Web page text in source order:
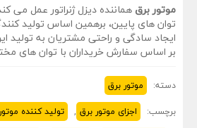
موتور برق هماننده دیزل ژنراتور عمل می
توان های پایین، برهمین اساس تولید
ایجاد سادگی و راحتی مشتریان به تولید
بر اساس سفارش خریداران با توان های
دسته:
موتور برق
برچسب:
اجزای موتور برق , تولید کننده